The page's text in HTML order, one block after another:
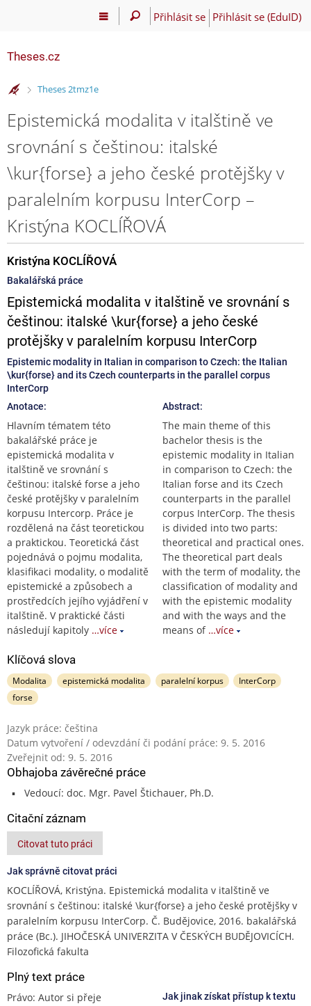
Přihlásit se Přihlásit se (EduID)
Theses.cz
>
Theses 2tmz1e
Epistemická modalita v italštině ve
srovnání s češtinou: italské
\kur{forse} a jeho české protějšky v
paralelním korpusu InterCorp –
Kristýna KOCLÍŘOVÁ
Kristýna KOCLÍŘOVÁ
Bakalářská práce
Epistemická modalita v italštině ve srovnání s
češtinou: italské \kur{forse} a jeho české
protějšky v paralelním korpusu InterCorp
Epistemic modality in Italian in comparison to Czech: the Italian
\kur{forse} and its Czech counterparts in the parallel corpus
InterCorp
Anotace:
Hlavním tématem této
bakalářské práce je
epistemická modalita v
italštině ve srovnání s
češtinou: italské forse a jeho
české protějšky v paralelním
korpusu Intercorp. Práce je
rozdělená na část teoretickou
a praktickou. Teoretická část
pojednává o pojmu modalita,
klasifikaci modality, o modalitě
epistemické a způsobech a
prostředcích jejího vyjádření v
italštině. V praktické části
následují kapitoly …více
Abstract:
The main theme of this
bachelor thesis is the
epistemic modality in Italian
in comparison to Czech: the
Italian forse and its Czech
counterparts in the parallel
corpus InterCorp. The thesis
is divided into two parts:
theoretical and practical ones.
The theoretical part deals
with the term of modality, the
classification of modality and
with the epistemic modality
and with the ways and the
means of …více
Klíčová slova
Modalita epistemická modalita paralelní korpus
InterCorp
forse
Jazyk práce: čeština
Datum vytvoření / odevzdání či podání práce: 9. 5. 2016
Zveřejnit od: 9. 5. 2016
Obhajoba závěrečné práce
Vedoucí: doc. Mgr. Pavel Štichauer, Ph.D.
Citační záznam
Citovat tuto práci
Jak správně citovat práci
KOCLÍŘOVÁ, Kristýna. Epistemická modalita v italštině ve
srovnání s češtinou: italské \kur{forse} a jeho české protějšky v
paralelním korpusu InterCorp. Č. Budějovice, 2016. bakalářská
práce (Bc.). JIHOČESKÁ UNIVERZITA V ČESKÝCH BUDĚJOVICÍCH.
Filozofická fakulta
Plný text práce
Právo: Autor si přeje
Jak jinak získat přístup k textu